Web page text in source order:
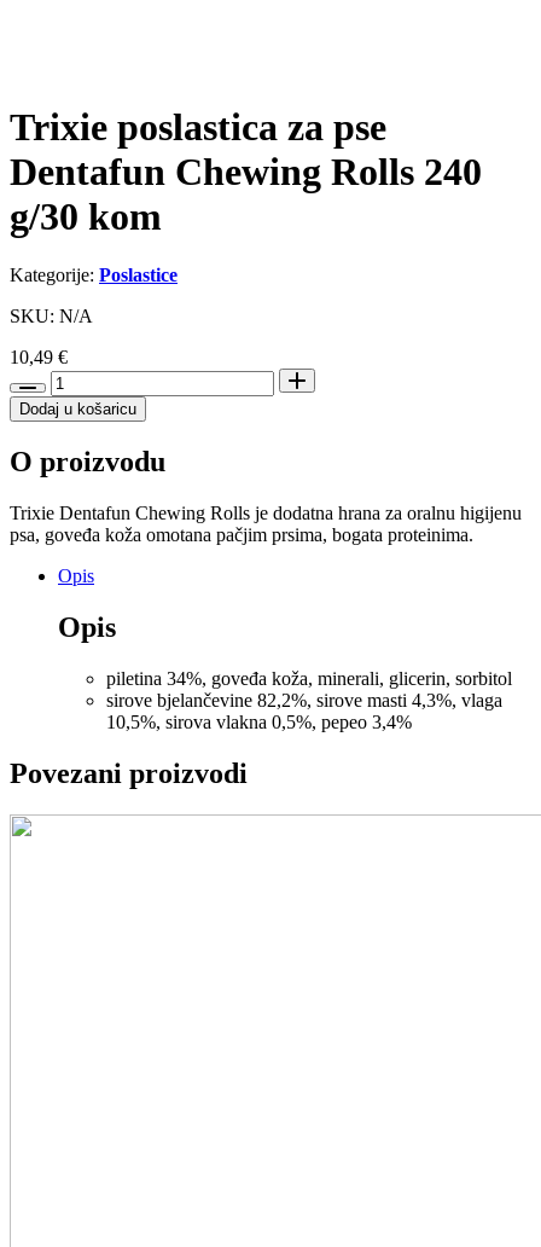
Trixie poslastica za pse
Dentafun Chewing Rolls 240
g/30 kom
Kategorije: Poslastice
SKU: N/A
10,49 €
Trixie
poslastica
za
Dentafun
Rolls
240
g/30
kom
Dodaj u košaricu
O proizvodu
Trixie Dentafun Chewing Rolls je dodatna hrana za oralnu higijenu
psa, goveđa koža omotana pačjim prsima, bogata proteinima.
Opis
Opis
piletina 34%, goveđa koža, minerali, glicerin, sorbitol
sirove bjelančevine 82,2%, sirove masti 4,3%, vlaga
10,5%, sirova vlakna 0,5%, pepeo 3,4%
Povezani proizvodi